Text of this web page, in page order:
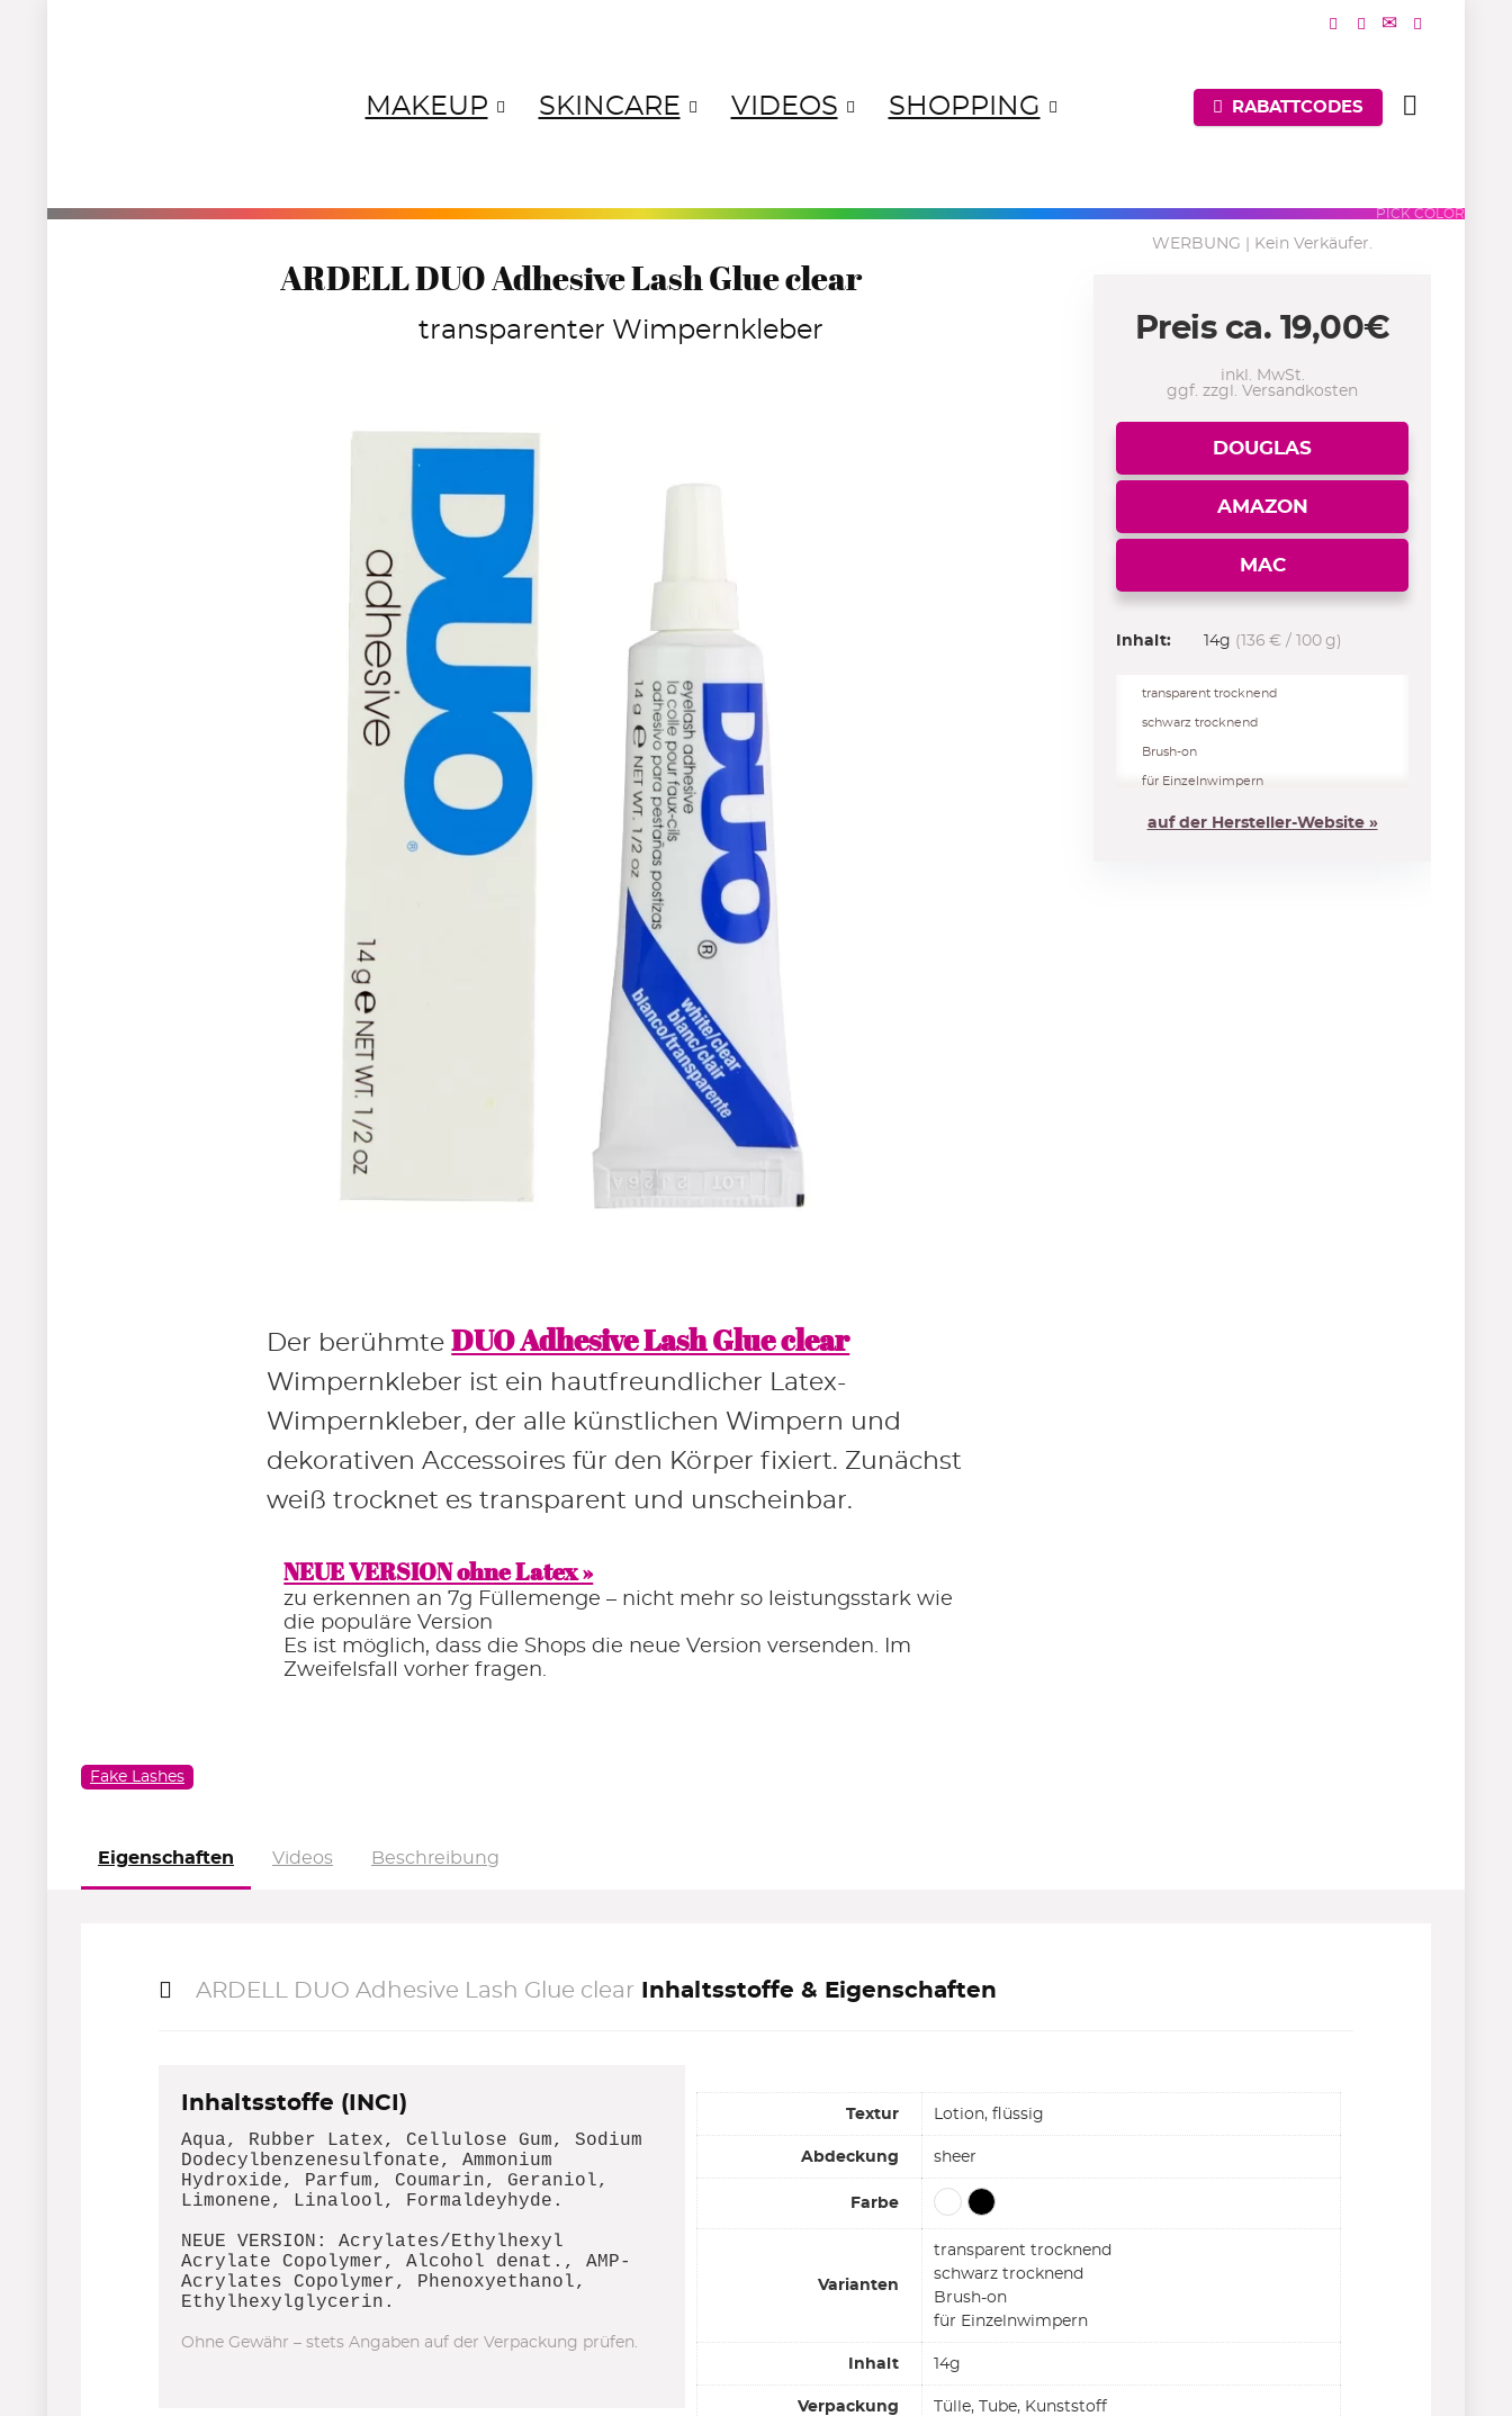
MAKEUP SKINCARE VIDEOS SHOPPING RABATTCODES
PICK COLOR
NEUTRALS
REDSORANGESYELLOWSGREENSBLUESPURPLES
PINKS
ARDELL DUO Adhesive Lash Glue clear
transparenter Wimpernkleber
WERBUNG | Kein Verkäufer.
Preis ca. 19,00€
inkl. MwSt.
ggf. zzgl. Versandkosten
DOUGLAS
AMAZON
MAC
Inhalt: 14g (136 € / 100 g)
transparent trocknend
schwarz trocknend
Brush-on
für Einzelnwimpern
auf der Hersteller-Website »
Der berühmteDUO Adhesive Lash Glue clear
Wimpernkleber ist ein hautfreundlicher Latex-
Wimpernkleber, der alle künstlichen Wimpern und
dekorativen Accessoires für den Körper fixiert. Zunächst
weiß trocknet es transparent und unscheinbar.
NEUE VERSION ohne Latex »
zu erkennen an 7g Füllemenge – nicht mehr so leistungsstark wie
die populäre Version
Es ist möglich, dass die Shops die neue Version versenden. Im
Zweifelsfall vorher fragen.
Fake Lashes
Eigenschaften Videos Beschreibung
ARDELL DUO Adhesive Lash Glue clear Inhaltsstoffe & Eigenschaften
Inhaltsstoffe (INCI)
Aqua, Rubber Latex, Cellulose Gum, Sodium
Dodecylbenzenesulfonate, Ammonium
Hydroxide, Parfum, Coumarin, Geraniol,
Limonene, Linalool, Formaldeyhyde.
NEUE VERSION: Acrylates/Ethylhexyl
Acrylate Copolymer, Alcohol denat., AMP-
Acrylates Copolymer, Phenoxyethanol,
Ethylhexylglycerin.
Ohne Gewähr – stets Angaben auf der Verpackung prüfen.
Textur Lotion, flüssig
Abdeckung sheer
Farbe
Varianten
transparent trocknend
schwarz trocknend
Brush-on
für Einzelnwimpern
Inhalt 14g
Verpackung Tülle, Tube, Kunststoff